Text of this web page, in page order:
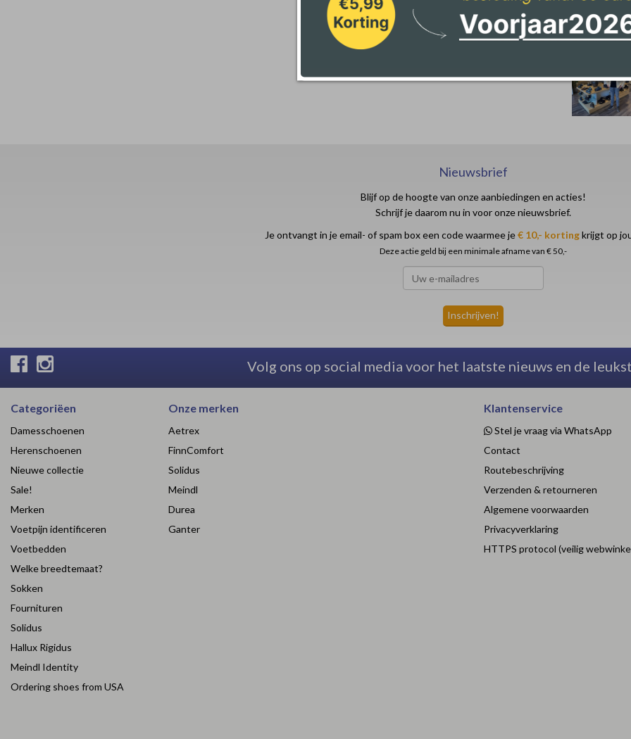
Delden
Nieuwsbrief
Blijf op de hoogte van onze aanbiedingen en acties!
Schrijf je daarom nu in voor onze nieuwsbrief.
Je ontvangt in je email- of spam box een code waarmee je€ 10,- kortingkrijgt op
Deze actie geld bij een minimale afname van € 50,-
Volg ons op social media voor het laatste nieuws en de
Categoriëen
Damesschoenen
Herenschoenen
Nieuwe collectie
Sale!
Merken
Voetpijn identificeren
Voetbedden
Welke breedtemaat?
Sokken
Fournituren
Solidus
Hallux Rigidus
Meindl Identity
Ordering shoes from USA
Onze merken
Aetrex
FinnComfort
Solidus
Meindl
Durea
Ganter
Klantenservice
Stel je vraag via WhatsApp
Contact
Routebeschrijving
Verzenden & retourneren
Algemene voorwaarden
Privacyverklaring
HTTPS protocol (veilig